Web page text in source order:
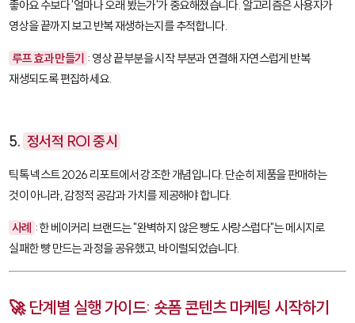
좋아요 수보다 '얼마나 오래 봤는가'가 중요해졌습니다. 알고리즘은 사용자가
영상을 끝까지 보고 반복 재생하는지를 추적합니다.
루프 효과 만들기 : 영상 끝부분을 시작 부분과 연결해 자연스럽게 반복
재생되도록 편집하세요.
5. 정서적 ROI 중시
틱톡 넥스트 2026 리포트에서 강조한 개념입니다. 단순히 제품을 판매하는
것이 아니라, 감정적 공감과 가치를 제공해야 합니다.
사례 : 한 베이커리 브랜드는 "완벽하지 않은 빵도 사랑스럽다"는 메시지로
실패한 빵 만드는 과정을 공유했고, 바이럴되었습니다.
🚀 단계별 실행 가이드: 숏폼 콘텐츠 마케팅 시작하기